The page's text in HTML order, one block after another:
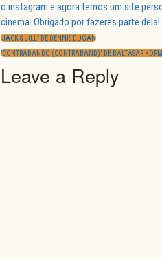
o instagram e agora temos um site
cinema. Obrigado por fazeres parte dela!
Navegação
de
artigos
PREVIOUS
“JACK & JILL” DE DENNIS DUGAN
NEXT
“CONTRABANDO (CONTRABAND)” DE BALTASAR
Leave a Reply